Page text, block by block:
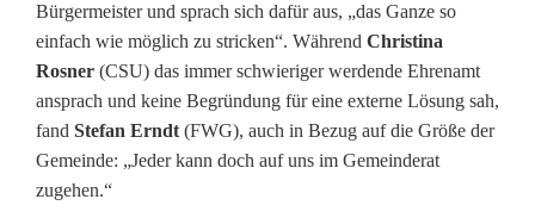
g
Bürgermeister und sprach sich dafür aus, „das Ganze so
einfach wie möglich zu stricken“. Während Christina
Rosner (CSU) das immer schwieriger werdende Ehrenamt
ansprach und keine Begründung für eine externe Lösung sah,
fand Stefan Erndt (FWG), auch in Bezug auf die Größe der
Gemeinde: „Jeder kann doch auf uns im Gemeinderat
zugehen.“